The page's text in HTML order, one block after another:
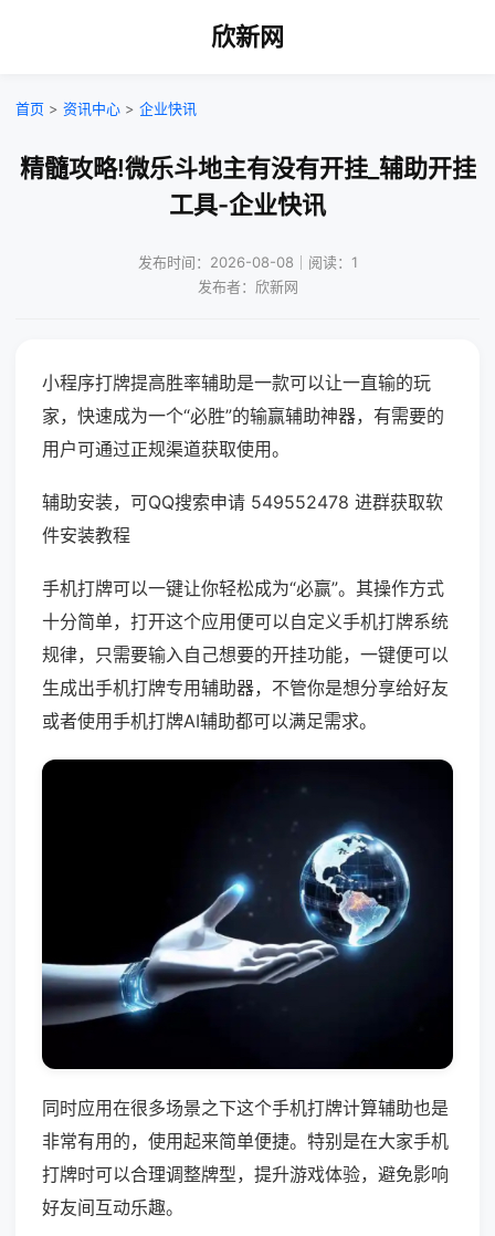
欣新网
首页 > 资讯中心 > 企业快讯
精髓攻略!微乐斗地主有没有开挂_辅助开挂
工具-企业快讯
发布时间：2026-08-08｜阅读：1
发布者：欣新网
小程序打牌提高胜率辅助是一款可以让一直输的玩
家，快速成为一个“必胜”的输赢辅助神器，有需要的
用户可通过正规渠道获取使用。
辅助安装，可QQ搜索申请 549552478 进群获取软
件安装教程
手机打牌可以一键让你轻松成为“必赢”。其操作方式
十分简单，打开这个应用便可以自定义手机打牌系统
规律，只需要输入自己想要的开挂功能，一键便可以
生成出手机打牌专用辅助器，不管你是想分享给好友
或者使用手机打牌AI辅助都可以满足需求。
同时应用在很多场景之下这个手机打牌计算辅助也是
非常有用的，使用起来简单便捷。特别是在大家手机
打牌时可以合理调整牌型，提升游戏体验，避免影响
好友间互动乐趣。